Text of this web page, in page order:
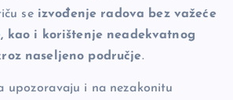
se izvođenje radova bez važeće
kao i korištenje neadekvatnog
naseljeno područje.
upozoravaju i na nezakonitu